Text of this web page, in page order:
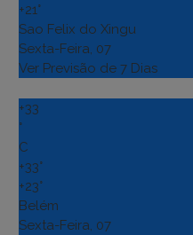
+21°
Sao Felix do Xingu
Sexta-Feira, 07
Ver Previsão de 7 Dias
+33
°
C
+33°
+23°
Belém
Sexta-Feira, 07